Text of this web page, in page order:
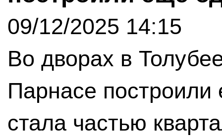
09/12/2025 14:15
Во дворах в
Парнасе
стала частью